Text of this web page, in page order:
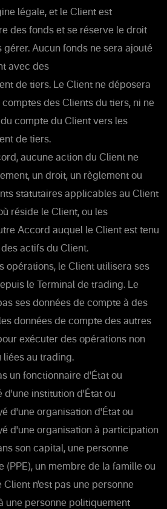
légale, et le Client est
des fonds et se réserve le droit
Aucun fonds ne sera ajouté
avec des
de tiers. Le Client ne déposera
des Clients du tiers, ni ne
compte du Client vers les
de tiers.
aucune action du Client ne
un droit, un règlement ou
statutaires applicables au Client
réside le Client, ou les
Accord auquel le Client est tenu
actifs du Client.
opérations, le Client utilisera ses
le Terminal de trading. Le
ses données de compte à des
données de compte des autres
exécuter des opérations non
liées au trading.
un fonctionnaire d'État ou
d'une institution d'État ou
d'une organisation d'État ou
d'une organisation à participation
son capital, une personne
(PPE), un membre de la famille ou
Client n'est pas une personne
une personne politiquement